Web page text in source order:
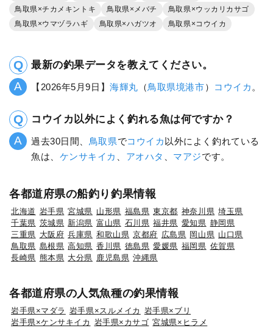
鳥取県×チカメキントキ
鳥取県×メバチ
鳥取県×ウッカリカサゴ
鳥取県×ウマヅラハギ
鳥取県×ハガツオ 鳥取県×コウイカ
最新の釣果データを教えてください。
【2026年5月9日】海輝丸 （鳥取県境港市） コウイカ 。
コウイカ以外によく釣れる魚は何ですか？
過去30日間、 鳥取県でコウイカ 以外によく釣れている
魚は、 ケンサキイカ アオハタ マアジです。
各都道府県の船釣り釣果情報
北海道 岩手県 宮城県 山形県 福島県 東京都 神奈川県 埼玉県
千葉県 茨城県 新潟県 富山県 石川県 福井県 愛知県 静岡県
三重県 大阪府 兵庫県 和歌山県 京都府 広島県 岡山県 山口県
鳥取県 島根県 高知県 香川県 徳島県 愛媛県 福岡県 佐賀県
長崎県 熊本県 大分県 鹿児島県 沖縄県
各都道府県の人気魚種の釣果情報
岩手県×マダラ 岩手県×スルメイカ 岩手県×ブリ
岩手県×ケンサキイカ 岩手県×カサゴ 宮城県×ヒラメ